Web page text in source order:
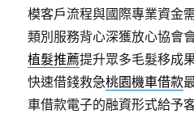
模客戶流程與國際專業資金
類別服務背心深獲放心協會
植髮推薦提升眾多毛髮移成
快速借錢救急桃園機車借款
車借款電子的融資形式給予